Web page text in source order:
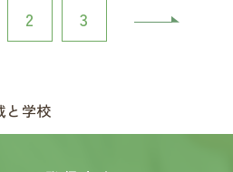
2 3
と学校